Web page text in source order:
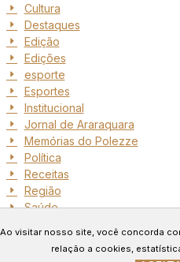
Cultura
Destaques
Edição
Edições
esporte
Esportes
Institucional
Jornal de Araraquara
Memórias do Polezze
Política
Receitas
Região
Saúde
Copyright ©
direitos
Ao visitar nosso site, você concorda
relação a cookies,